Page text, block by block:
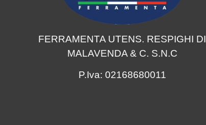
FERRAMENTA UTENS. RESPIGHI DI
MALAVENDA & C. S.N.C
P.Iva: 02168680011